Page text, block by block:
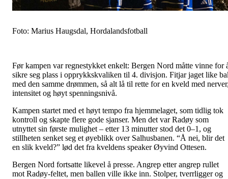
Foto: Marius Haugsdal, Hordalandsfotball
Før kampen var regnestykket enkelt: Bergen Nord måtte vinne for
sikre seg plass i opprykkskvaliken til 4. divisjon. Fitjar jaget like
med den samme drømmen, så alt lå til rette for en kveld med
intensitet og høyt spenningsnivå.
Kampen startet med et høyt tempo fra hjemmelaget, som tidlig tok
kontroll og skapte flere gode sjanser. Men det var Radøy som
utnyttet sin første mulighet – etter 13 minutter stod det 0–1, og
stillheten senket seg et øyeblikk over Salhusbanen. “Å nei, blir det
en slik kveld?” lød det fra kveldens speaker Øyvind Ottesen.
Bergen Nord fortsatte likevel å presse. Angrep etter angrep rullet
mot Radøy-feltet, men ballen ville ikke inn. Stolper, tverrligger og